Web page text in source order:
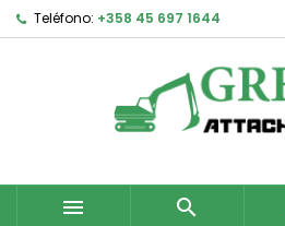
Teléfono: +358 45 697 1644
 